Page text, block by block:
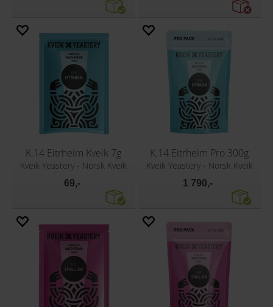
K.14 Eitrheim Kveik 7g
Kveik Yeastery - Norsk Kveik
69,-
K.14 Eitrheim Pro 300g
Kveik Yeastery - Norsk Kveik
1 790,-